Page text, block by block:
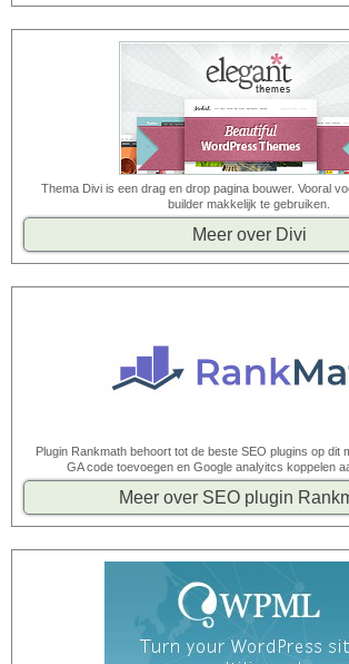
Thema Divi is een drag en drop pagina bouwer. Vooral
builder makkelijk te gebruiken.
Meer over Divi
Plugin Rankmath behoort tot de beste SEO plugins op dit
GA code toevoegen en Google analyitcs koppelen
Meer over SEO plugin